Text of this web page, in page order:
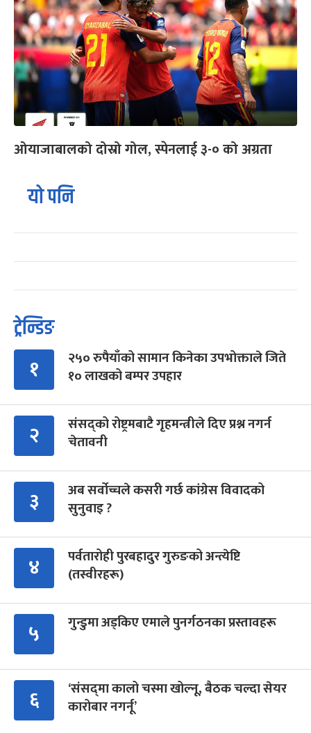
ओयाजाबालको दोस्रो गोल, स्पेनलाई ३-० को अग्रता
यो पनि
ट्रेन्डिङ
१
२५० रुपैयाँको सामान किनेका उपभोक्ताले जिते
१० लाखको बम्पर उपहार
२
संसद्को रोष्ट्रमबाटै गृहमन्त्रीले दिए प्रश्न नगर्न
चेतावनी
३
अब सर्वोच्चले कसरी गर्छ कांग्रेस विवादको
सुनुवाइ ?
४
पर्वतारोही पुरबहादुर गुरुङको अन्त्येष्टि
(तस्वीरहरू)
५ गुन्डुमा अड्किए एमाले पुनर्गठनका प्रस्तावहरू
६
‘संसद्‍मा कालो चस्मा खोल्नू, बैठक चल्दा सेयर
कारोबार नगर्नू’